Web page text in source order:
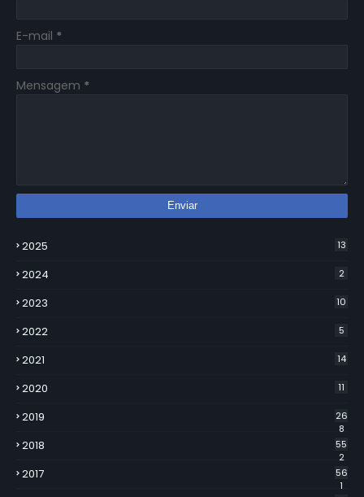
E-mail *
Mensagem *
2025 13
2024 2
2023 10
2022 5
2021 14
2020 11
2019
26
8
2018
55
2
2017
56
1